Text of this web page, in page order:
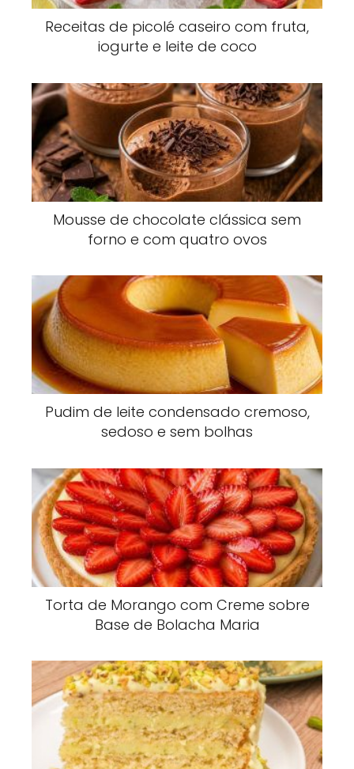
Receitas de picolé caseiro com fruta,
iogurte e leite de coco
Mousse de chocolate clássica sem
forno e com quatro ovos
Pudim de leite condensado cremoso,
sedoso e sem bolhas
Torta de Morango com Creme sobre
Base de Bolacha Maria